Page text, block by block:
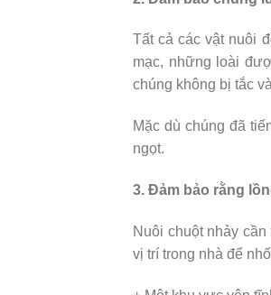
Tất cả các vật nuôi
mạc, những loài
chúng không bị tắc
Mặc dù chúng đã
ngọt.
3. Đảm bảo rằng
Nuôi chuột nhảy
vị trí trong nhà để